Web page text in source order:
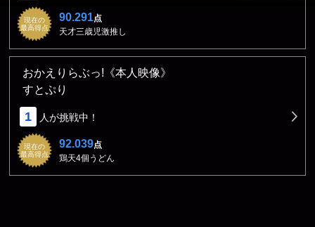
現在の
最高得点
90.291点
天才三歳児激推し
おかえりらぶっ!《本人映像》
すとぷり
1 人が挑戦中！
現在の
最高得点
92.039点
鶏天4個うどん